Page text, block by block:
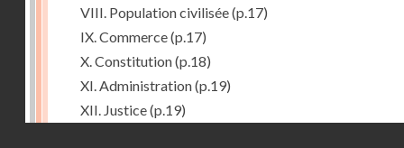
VIII. Population civilisée(p.17)
IX. Commerce(p.17)
X. Constitution(p.18)
XI. Administration(p.19)
XII. Justice(p.19)